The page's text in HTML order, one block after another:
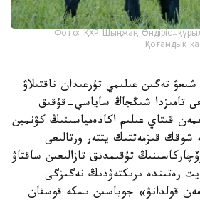
Фото: ҚХР Шыңжаң Өндіріс-
Қоғамдық
تەگىن عىلىمي تۇرعىدان ناقتىلاۋ
2025 -جىلعى تامىزدا شىڭجاڭ ساياسي-قۇقىق
قىتاي عىلىم اكادەمياسىنىڭ كۋنمين
شوقك قىزمەتتىك يتتەر ورتالىعى
تۇقىمدىق تازالىعىن ساقتاۋ
رەتىندە ىرىكتەۋدىڭ نەگىزگى
مەن قولدانۋ» جوباسىن ىسكە قوسقان